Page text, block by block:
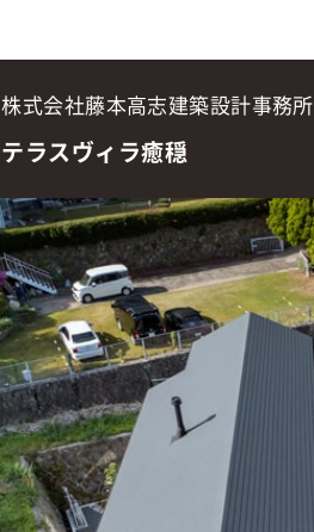
株式会社藤本高志建築設計事務所
テラスヴィラ癒穏